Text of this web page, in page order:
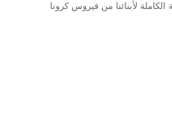
لأبنائنا من فيروس كرونا